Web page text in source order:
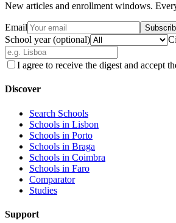
New articles and enrollment windows.
Email
School year (optional)
I agree to receive the digest and accept
Discover
Search Schools
Schools in Lisbon
Schools in Porto
Schools in Braga
Schools in Coimbra
Schools in Faro
Comparator
Studies
Support